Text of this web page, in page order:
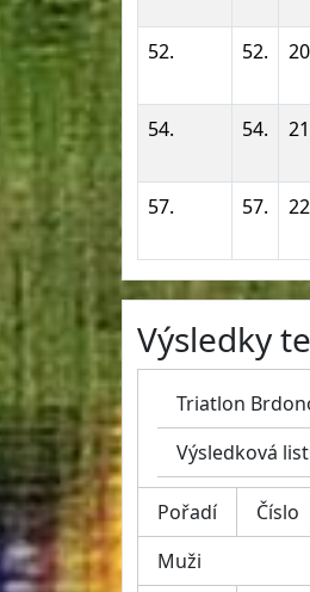
52. 52.
54. 54.
57. 57.
Výsledky
Triatlon
Výsledková
Pořadí Číslo
Muži